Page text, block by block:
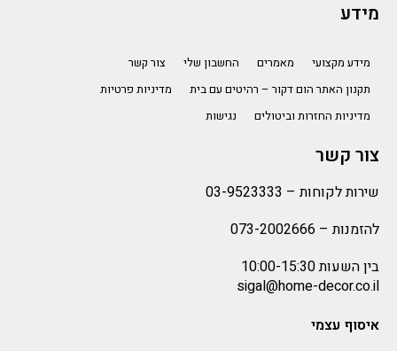
מידע
מידע מקצועי מאמרים החשבון שלי
צור קשר
תקנון האתר הום דקור – רהיטים עם בית
מדיניות פרטיות
מדיניות החזרות וביטולים
נגישות
צור קשר
שירות לקוחות – 03-9523333
להזמנות – 073-2002666
בין השעות 10:00-15:30
sigal@home-decor.co.il
איסוף עצמי